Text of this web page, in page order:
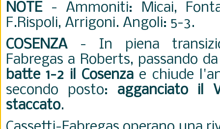
NOTE - Ammoniti: Micai,
F.Rispoli, Arrigoni. Angoli: 5-3.
COSENZA- In piena
Fabregas a Roberts, passando
batte 1-2 il Cosenzae chiude
secondo posto: agganciato il
staccato.